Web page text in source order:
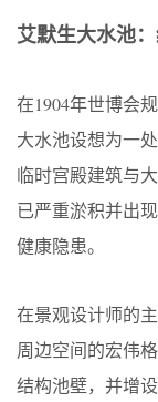
艾默生大水池
在1904年世博会
大水池设想为一
临时宫殿建筑与
已严重淤积并出
健康隐患。
在景观设计师的
周边空间的宏伟
结构池壁，并增